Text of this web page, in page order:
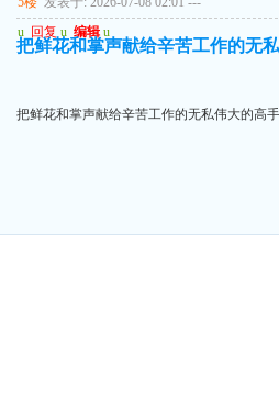
u 回复 u 编辑 u
把鲜花和掌声献给辛苦工作的无
把鲜花和掌声献给辛苦工作的无私伟大的高